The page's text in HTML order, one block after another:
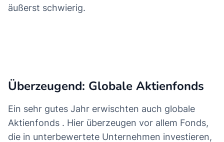
äußerst schwierig.
Überzeugend: Globale Aktienfonds
Ein sehr gutes Jahr erwischten auch globale
Aktienfonds . Hier überzeugen vor allem Fonds,
die in unterbewertete Unternehmen investieren,